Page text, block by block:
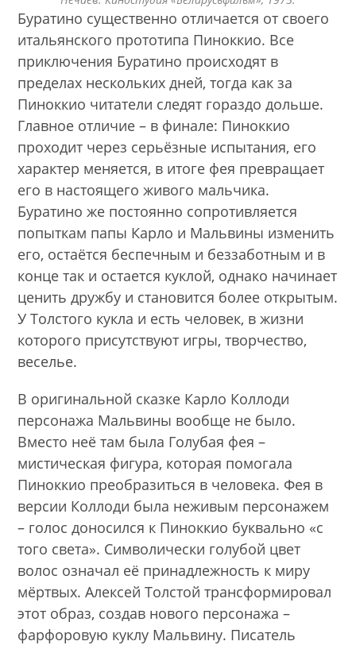
Буратино существенно отличается от своего
итальянского прототипа Пиноккио. Все
приключения Буратино происходят в
пределах нескольких дней, тогда как за
Пиноккио читатели следят гораздо дольше.
Главное отличие – в финале: Пиноккио
проходит через серьёзные испытания, его
характер меняется, в итоге фея превращает
его в настоящего живого мальчика.
Буратино же постоянно сопротивляется
попыткам папы Карло и Мальвины изменить
его, остаётся беспечным и беззаботным и в
конце так и остается куклой, однако начинает
ценить дружбу и становится более открытым.
У Толстого кукла и есть человек, в жизни
которого присутствуют игры, творчество,
веселье.
В оригинальной сказке Карло Коллоди
персонажа Мальвины вообще не было.
Вместо неё там была Голубая фея –
мистическая фигура, которая помогала
Пиноккио преобразиться в человека. Фея в
версии Коллоди была неживым персонажем
– голос доносился к Пиноккио буквально «с
того света». Символически голубой цвет
волос означал её принадлежность к миру
мёртвых. Алексей Толстой трансформировал
этот образ, создав нового персонажа –
фарфоровую куклу Мальвину. Писатель